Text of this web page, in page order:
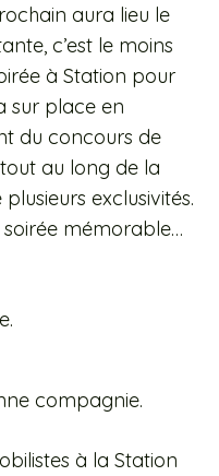
aura lieu le
c’est le moins
à Station pour
sur place en
du concours de
au long de la
plusieurs exclusivités.
soirée mémorable…
compagnie.
à la Station